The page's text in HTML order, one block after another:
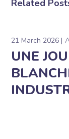
Related
21 March 2026
UNE